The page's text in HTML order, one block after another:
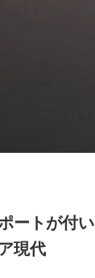
ートが付
現代